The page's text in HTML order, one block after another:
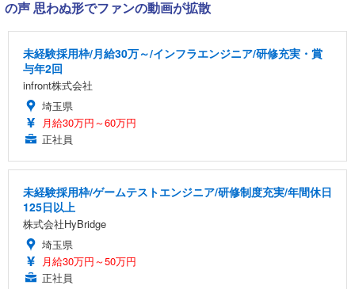
の声 思わぬ形でファンの動画が拡散
未経験採用枠/月給30万～/インフラエンジニア/研修充実・賞
与年2回
infront株式会社
埼玉県
月給30万円～60万円
正社員
未経験採用枠/ゲームテストエンジニア/研修制度充実/年間休日
125日以上
株式会社HyBridge
埼玉県
月給30万円～50万円
正社員